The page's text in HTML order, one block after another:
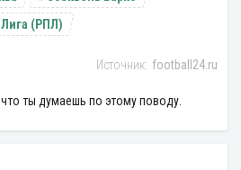
(РПЛ)
football24.ru
ты думаешь по этому поводу.